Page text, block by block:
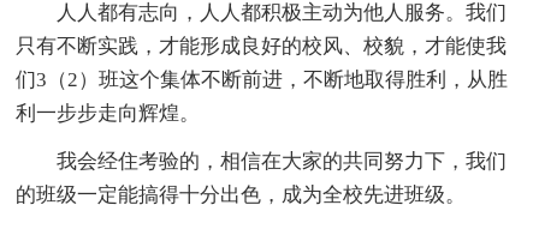
人人都有志向，人人都积极主动为他人服务。我们
只有不断实践，才能形成良好的校风、校貌，才能使我
们3（2）班这个集体不断前进，不断地取得胜利，从胜
利一步步走向辉煌。
我会经住考验的，相信在大家的共同努力下，我们
的班级一定能搞得十分出色，成为全校先进班级。